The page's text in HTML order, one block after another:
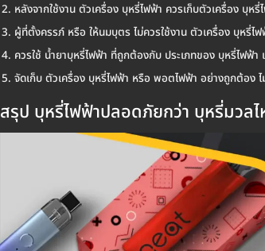
หลังจากใช้งาน ตัวเครื่อง บุหรี่ไฟฟ้า ควรเก็บตัวเครื่อง บุหรี่
ผู้ที่ตั้งครรภ์ หรือ ให้นมบุตร ไม่ควรใช้งาน ตัวเครื่อง บุหรี่ไ
ควรใช้ น้ำยาบุหรี่ไฟฟ้า ที่ถูกต้องกับ ประเภทของ บุหรี่ไฟฟ้า
จัดเก็บ ตัวเครื่อง บุหรี่ไฟฟ้า หรือ พอตไฟฟ้า อย่างถูกต้อง
สรุป บุหรี่ไฟฟ้าปลอดภัยกว่า บุหรี่มวล